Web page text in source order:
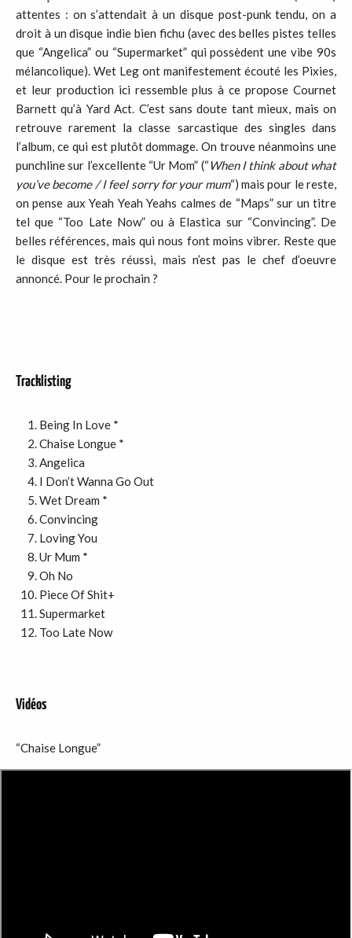
attentes : on s’attendait à un disque post-punk tendu, on a
droit à un disque indie bien fichu (avec des belles pistes telles
que “Angelica” ou “Supermarket” qui possèdent une vibe 90s
mélancolique). Wet Leg ont manifestement écouté les Pixies,
et leur production ici ressemble plus à ce propose Cournet
Barnett qu’à Yard Act. C’est sans doute tant mieux, mais on
retrouve rarement la classe sarcastique des singles dans
l’album, ce qui est plutôt dommage. On trouve néanmoins une
punchline sur l’excellente “Ur Mom” (“When I think about what
you’ve become / I feel sorry for your mum“) mais pour le reste,
on pense aux Yeah Yeah Yeahs calmes de “Maps” sur un titre
tel que “Too Late Now” ou à Elastica sur “Convincing”. De
belles références, mais qui nous font moins vibrer. Reste que
le disque est très réussi, mais n’est pas le chef d’oeuvre
annoncé. Pour le prochain ?
Tracklisting
Being In Love *
Chaise Longue *
Angelica
I Don’t Wanna Go Out
Wet Dream *
Convincing
Loving You
Ur Mum *
Oh No
Piece Of Shit+
Supermarket
Too Late Now
Vidéos
“Chaise Longue”